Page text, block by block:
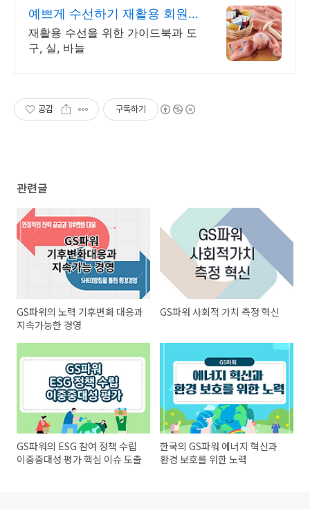
예쁘게 수선하기 재활용 회원
가입시 3% 즉시할인
재활용 수선을 위한 가이드북과 도
구, 실, 바늘
공감 구독하기
관련글
GS파워의 노력 기후변화 대응과
지속가능한 경영
GS파워 사회적 가치 측정 혁신
GS파워의 ESG 참여 정책 수립
이중중대성 평가 핵심 이슈 도출
한국의 GS파워 에너지 혁신과
환경 보호를 위한 노력